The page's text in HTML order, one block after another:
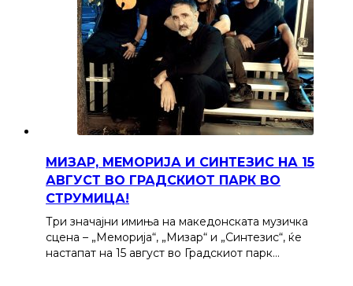
МИЗАР, МЕМОРИЈА И СИНТЕЗИС НА 15
АВГУСТ ВО ГРАДСКИОТ ПАРК ВО
СТРУМИЦА!
Три значајни имиња на македонската музичка
сцена – „Меморија“, „Мизар“ и „Синтезис“, ќе
настапат на 15 август во Градскиот парк…